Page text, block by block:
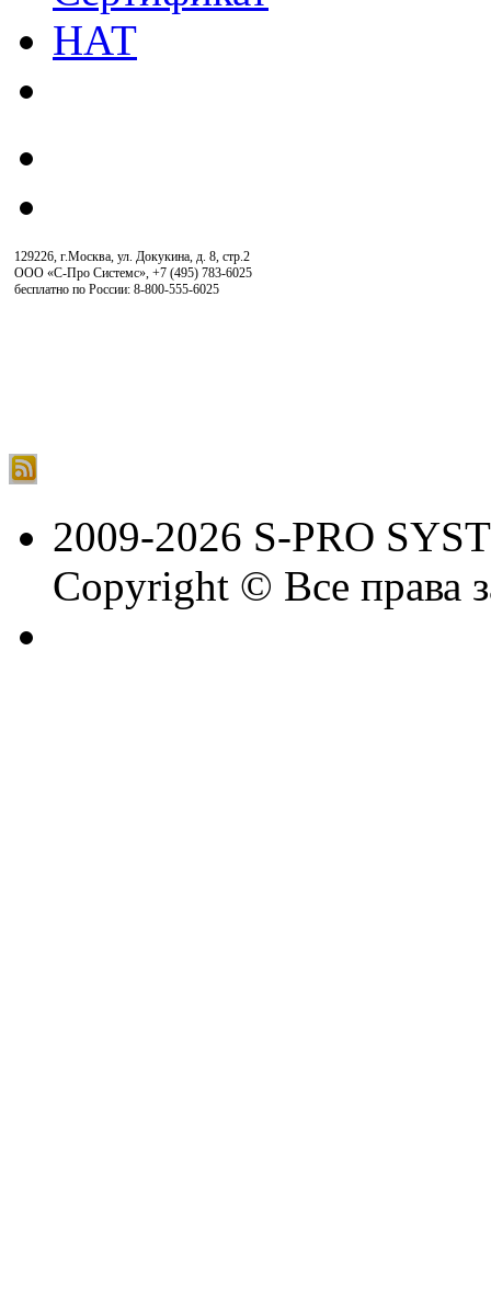
129226, г.Москва, ул. Докукина, д. 8, стр.2
ООО «С-Про Системс», +7 (495) 783-6025
бесплатно по России: 8-800-555-6025
2009-2026 S-PRO
Copyright © Все права